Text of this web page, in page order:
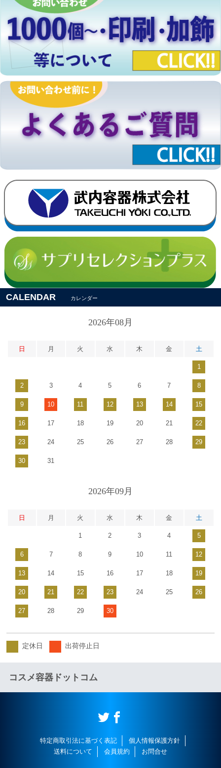
CALENDAR カレンダー
2026年08月
日 月 火 水 木 金 土
1
2 3 4 5 6 7 8
9 10 11 12 13 14 15
16 17 18 19 20 21 22
23 24 25 26 27 28 29
30 31
2026年09月
日 月 火 水 木 金 土
1 2 3 4 5
6 7 8 9 10 11 12
13 14 15 16 17 18 19
20 21 22 23 24 25 26
27 28 29 30
定休日 出荷停止日
コスメ容器ドットコム
特定商取引法に基づく表記
個人情報保護方針
送料について
会員規約 お問合せ